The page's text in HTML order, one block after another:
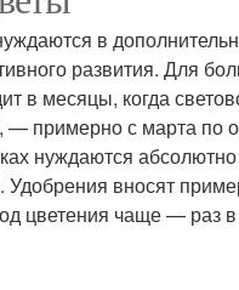
Удобрения для
в
развития. Для
в месяцы, когда
— примерно с марта по
нуждаются
Удобрения вносят
цветения чаще — раз